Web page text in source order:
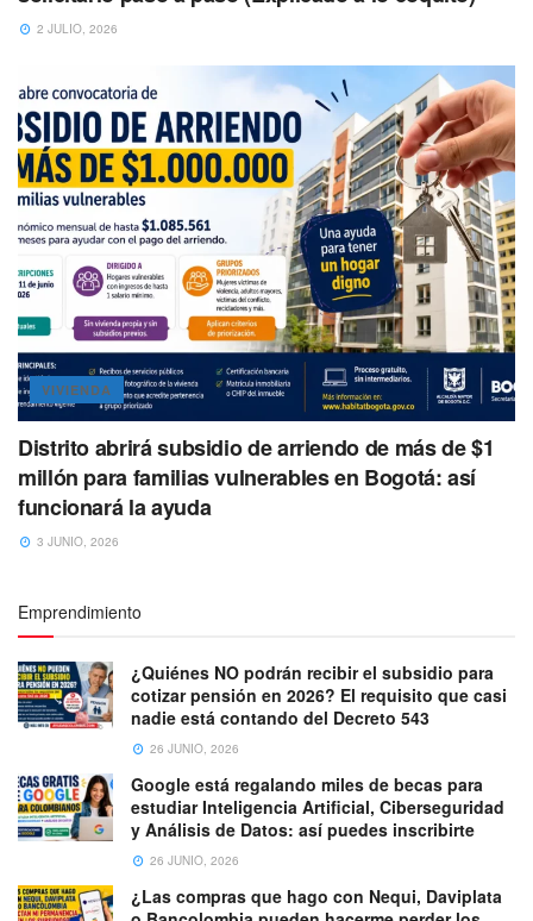
2 JULIO, 2026
VIVIENDA
Distrito abrirá subsidio de arriendo de más de $1
millón para familias vulnerables en Bogotá: así
funcionará la ayuda
3 JUNIO, 2026
Emprendimiento
¿Quiénes NO podrán recibir el subsidio para
cotizar pensión en 2026? El requisito que casi
nadie está contando del Decreto 543
26 JUNIO, 2026
Google está regalando miles de becas para
estudiar Inteligencia Artificial, Ciberseguridad
y Análisis de Datos: así puedes inscribirte
26 JUNIO, 2026
¿Las compras que hago con Nequi, Daviplata